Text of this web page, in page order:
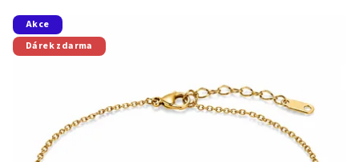
V
ý
p
Akce
Dárek zdarma